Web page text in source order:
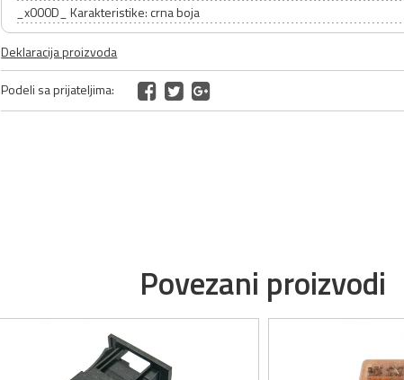
_x000D_ Karakteristike: crna boja
Deklaracija proizvoda
Podeli sa prijateljima:
Povezani proizvodi